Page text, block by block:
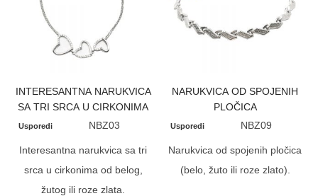
INTERESANTNA NARUKVICA
SA TRI SRCA U CIRKONIMA
Usporedi NBZ03
Interesantna narukvica sa tri
srca u cirkonima od belog,
žutog ili roze zlata.
NARUKVICA OD SPOJENIH
PLOČICA
Usporedi NBZ09
Narukvica od spojenih pločica
(belo, žuto ili roze zlato).